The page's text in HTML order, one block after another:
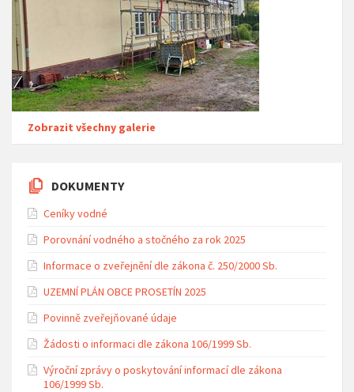
Zobrazit všechny galerie
DOKUMENTY
Ceníky vodné
Porovnání vodného a stočného za rok 2025
Informace o zveřejnění dle zákona č. 250/2000 Sb.
UZEMNÍ PLÁN OBCE PROSETÍN 2025
Povinně zveřejňované údaje
Žádosti o informaci dle zákona 106/1999 Sb.
Výroční zprávy o poskytování informací dle zákona
106/1999 Sb.